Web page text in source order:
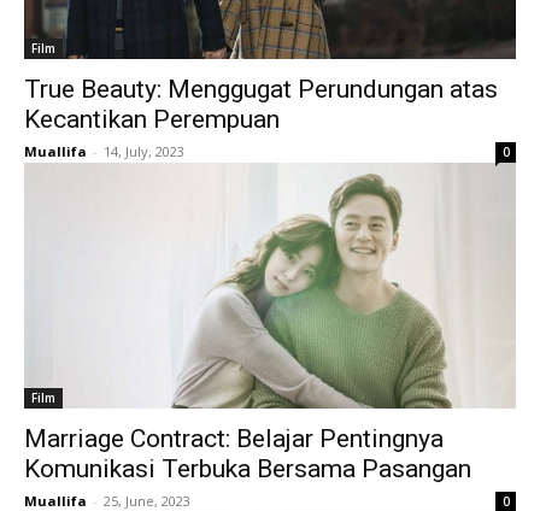
Film
True Beauty: Menggugat Perundungan atas
Kecantikan Perempuan
Muallifa - 14, July, 2023 0
Film
Marriage Contract: Belajar Pentingnya
Komunikasi Terbuka Bersama Pasangan
Muallifa - 25, June, 2023 0